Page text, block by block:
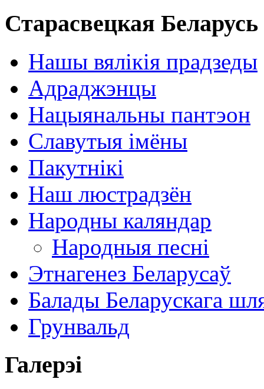
Старасвецкая Беларусь
Нашы вялікія прадзеды
Адраджэнцы
Нацыянальны пантэон
Славутыя імёны
Пакутнікі
Наш люстрадзён
Народны каляндар
Народныя песні
Этнагенез Беларусаў
Балады Беларускага
Грунвальд
Галерэі